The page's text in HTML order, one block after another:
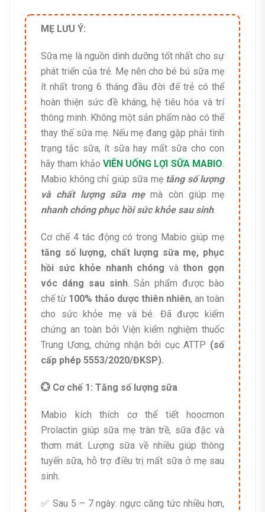
MẸ LƯU Ý:
Sữa mẹ là nguồn dinh dưỡng tốt nhất cho sự
phát triển của trẻ. Mẹ nên cho bé bú sữa mẹ
ít nhất trong 6 tháng đầu đời để trẻ có thể
hoàn thiện sức đề kháng, hệ tiêu hóa và trí
thông minh. Không một sản phẩm nào có thể
thay thế sữa mẹ. Nếu mẹ đang gặp phải tình
trạng tắc sữa, ít sữa hay mất sữa cho con
hãy tham khảo VIÊN UỐNG LỢI SỮA MABIO
Mabio không chỉ giúp sữa mẹ tăng số lượng
và chất lượng sữa mẹmà còn giúp mẹ
nhanh chóng phục hồi sức khỏe sau sinh.
Cơ chế 4 tác động có trong Mabio giúp mẹ
tăng số lượng, chất lượng sữa mẹ, phục
hồi sức khỏe nhanh chóng vàthon gọn
vóc dáng sau sinh. Sản phẩm được bào
chế từ 100% thảo dược thiên nhiên, an toàn
cho sức khỏe mẹ và bé. Đã được kiểm
chứng an toàn bởi Viện kiểm nghiệm thuốc
Trung Ương, chứng nhận bởi cục ATTP (số
cấp phép 5553/2020/ĐKSP).
💮 Cơ chế 1: Tăng số lượng sữa
Mabio kích thích cơ thể tiết hoocmon
Prolactin giúp sữa mẹ tràn trề, sữa đặc và
thơm mát. Lượng sữa về nhiều giúp thông
tuyến sữa, hỗ trợ điều trị mất sữa ở mẹ sau
sinh.
✅ Sau 5 – 7 ngày: ngực căng tức nhiều hơn,